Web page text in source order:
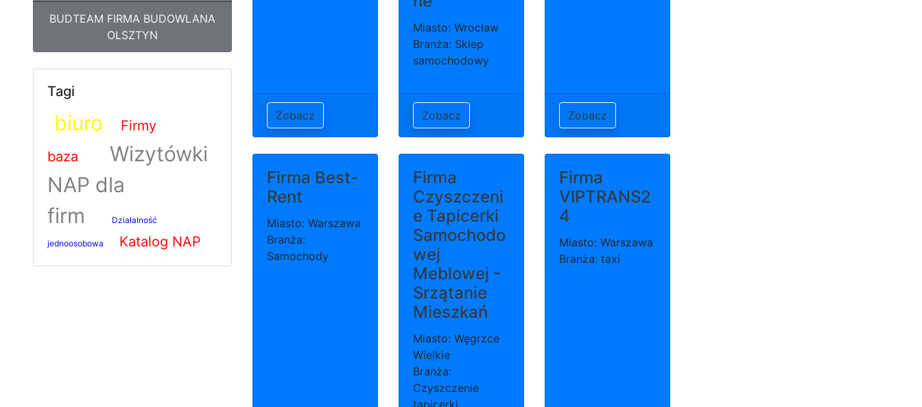
BUDTEAM FIRMA BUDOWLANA
OLSZTYN
Tagi
biuro
Firmy
baza
Wizytówki
NAP dla
firm
Działalność
jednoosobowa Katalog NAP
Zobacz
Miasto: Wrocław
Branża: Sklep
samochodowy
Zobacz Zobacz
Firma Best-
Rent
Miasto: Warszawa
Branża:
Samochody
Firma
Czyszczeni
e Tapicerki
Samochodo
wej
Meblowej -
Srzątanie
Mieszkań
Miasto: Węgrzce
Wielkie
Branża:
Czyszczenie
tapicerki
Firma
VIPTRANS2
4
Miasto: Warszawa
Branża: taxi